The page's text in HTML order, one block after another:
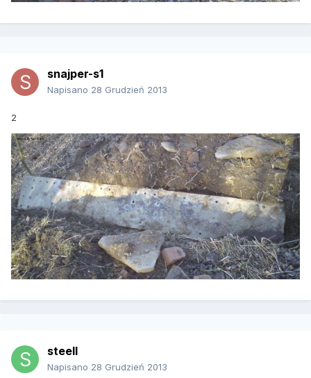
snajper-s1
Napisano 28 Grudzień 2013
2
steell
Napisano 28 Grudzień 2013